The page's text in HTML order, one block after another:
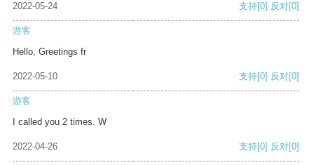
2022-05-24 支持[0] 反对[0]
游客
Hello, Greetings fr
2022-05-10 支持[0] 反对[0]
游客
I called you 2 times. W
2022-04-26 支持[0] 反对[0]